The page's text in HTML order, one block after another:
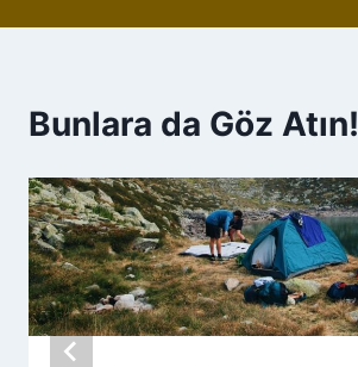
Bunlara da Göz Atın!